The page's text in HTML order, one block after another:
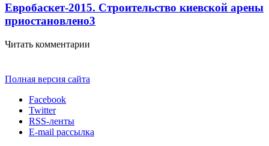
Евробаскет-2015. Строительство киевской арены
приостановлено3
Читать комментарии
Полная версия сайта
Facebook
Twitter
RSS-ленты
E-mail рассылка